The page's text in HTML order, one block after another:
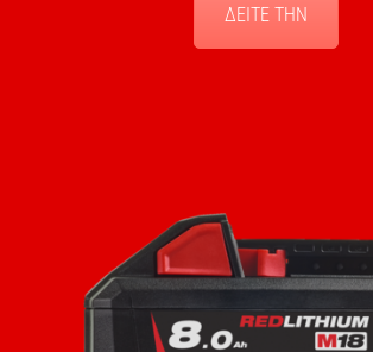
ΔΕΙΤΕ ΤΗΝ